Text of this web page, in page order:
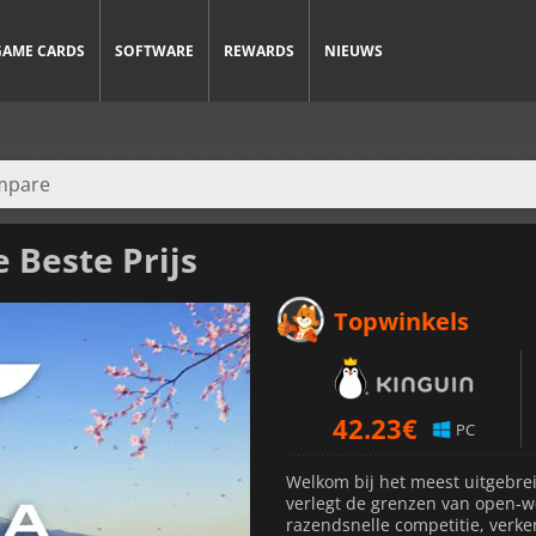
CARDS SOFTWARE REWARDS NIEUWS
Beste Prijs
Topwinkels
42.23€ PC
Welkom bij het meest
verlegt de grenzen van open-
razendsnelle competitie,